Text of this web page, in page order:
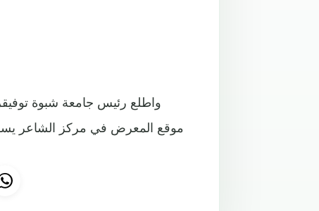
واطلع رئيس جامعة شبوة
موقع المعرض في مركز الشاعر